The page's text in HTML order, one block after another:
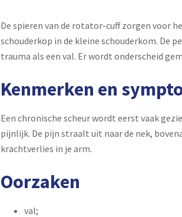
De spieren van de rotator-cuff zorgen voor
schouderkop in de kleine schouderkom. De
trauma als een val. Er wordt onderscheid
Kenmerken en
Een chronische scheur wordt eerst vaak
pijnlijk. De pijn straalt uit naar de nek,
krachtverlies in je arm.
Oorzaken
val;